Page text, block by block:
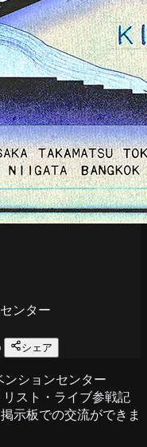
ンター
シェア
ションセンター
スト・ライブ参戦記
示板での交流ができま